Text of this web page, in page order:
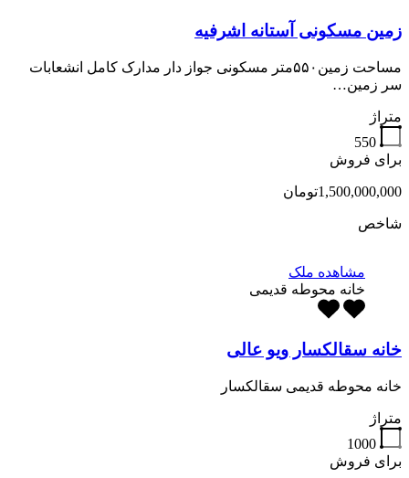
زمین مسکونی آستانه اشرفیه
مساحت زمین۵۵۰متر مسکونی جواز دار مدارک کامل انشعابات
سر زمین…
متراژ
550
برای فروش
1,500,000,000تومان
شاخص
مشاهده ملک
خانه محوطه قدیمی
خانه سقالکسار ویو عالی
خانه محوطه قدیمی سقالکسار
متراژ
1000
برای فروش